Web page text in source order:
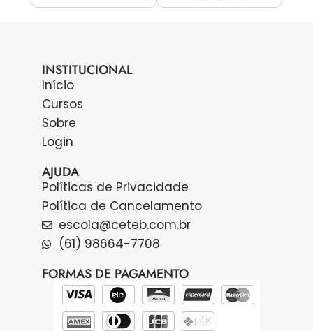
INSTITUCIONAL
Início
Cursos
Sobre
Login
AJUDA
Políticas de Privacidade
Política de Cancelamento
escola@ceteb.com.br
(61) 98664-7708
FORMAS DE PAGAMENTO